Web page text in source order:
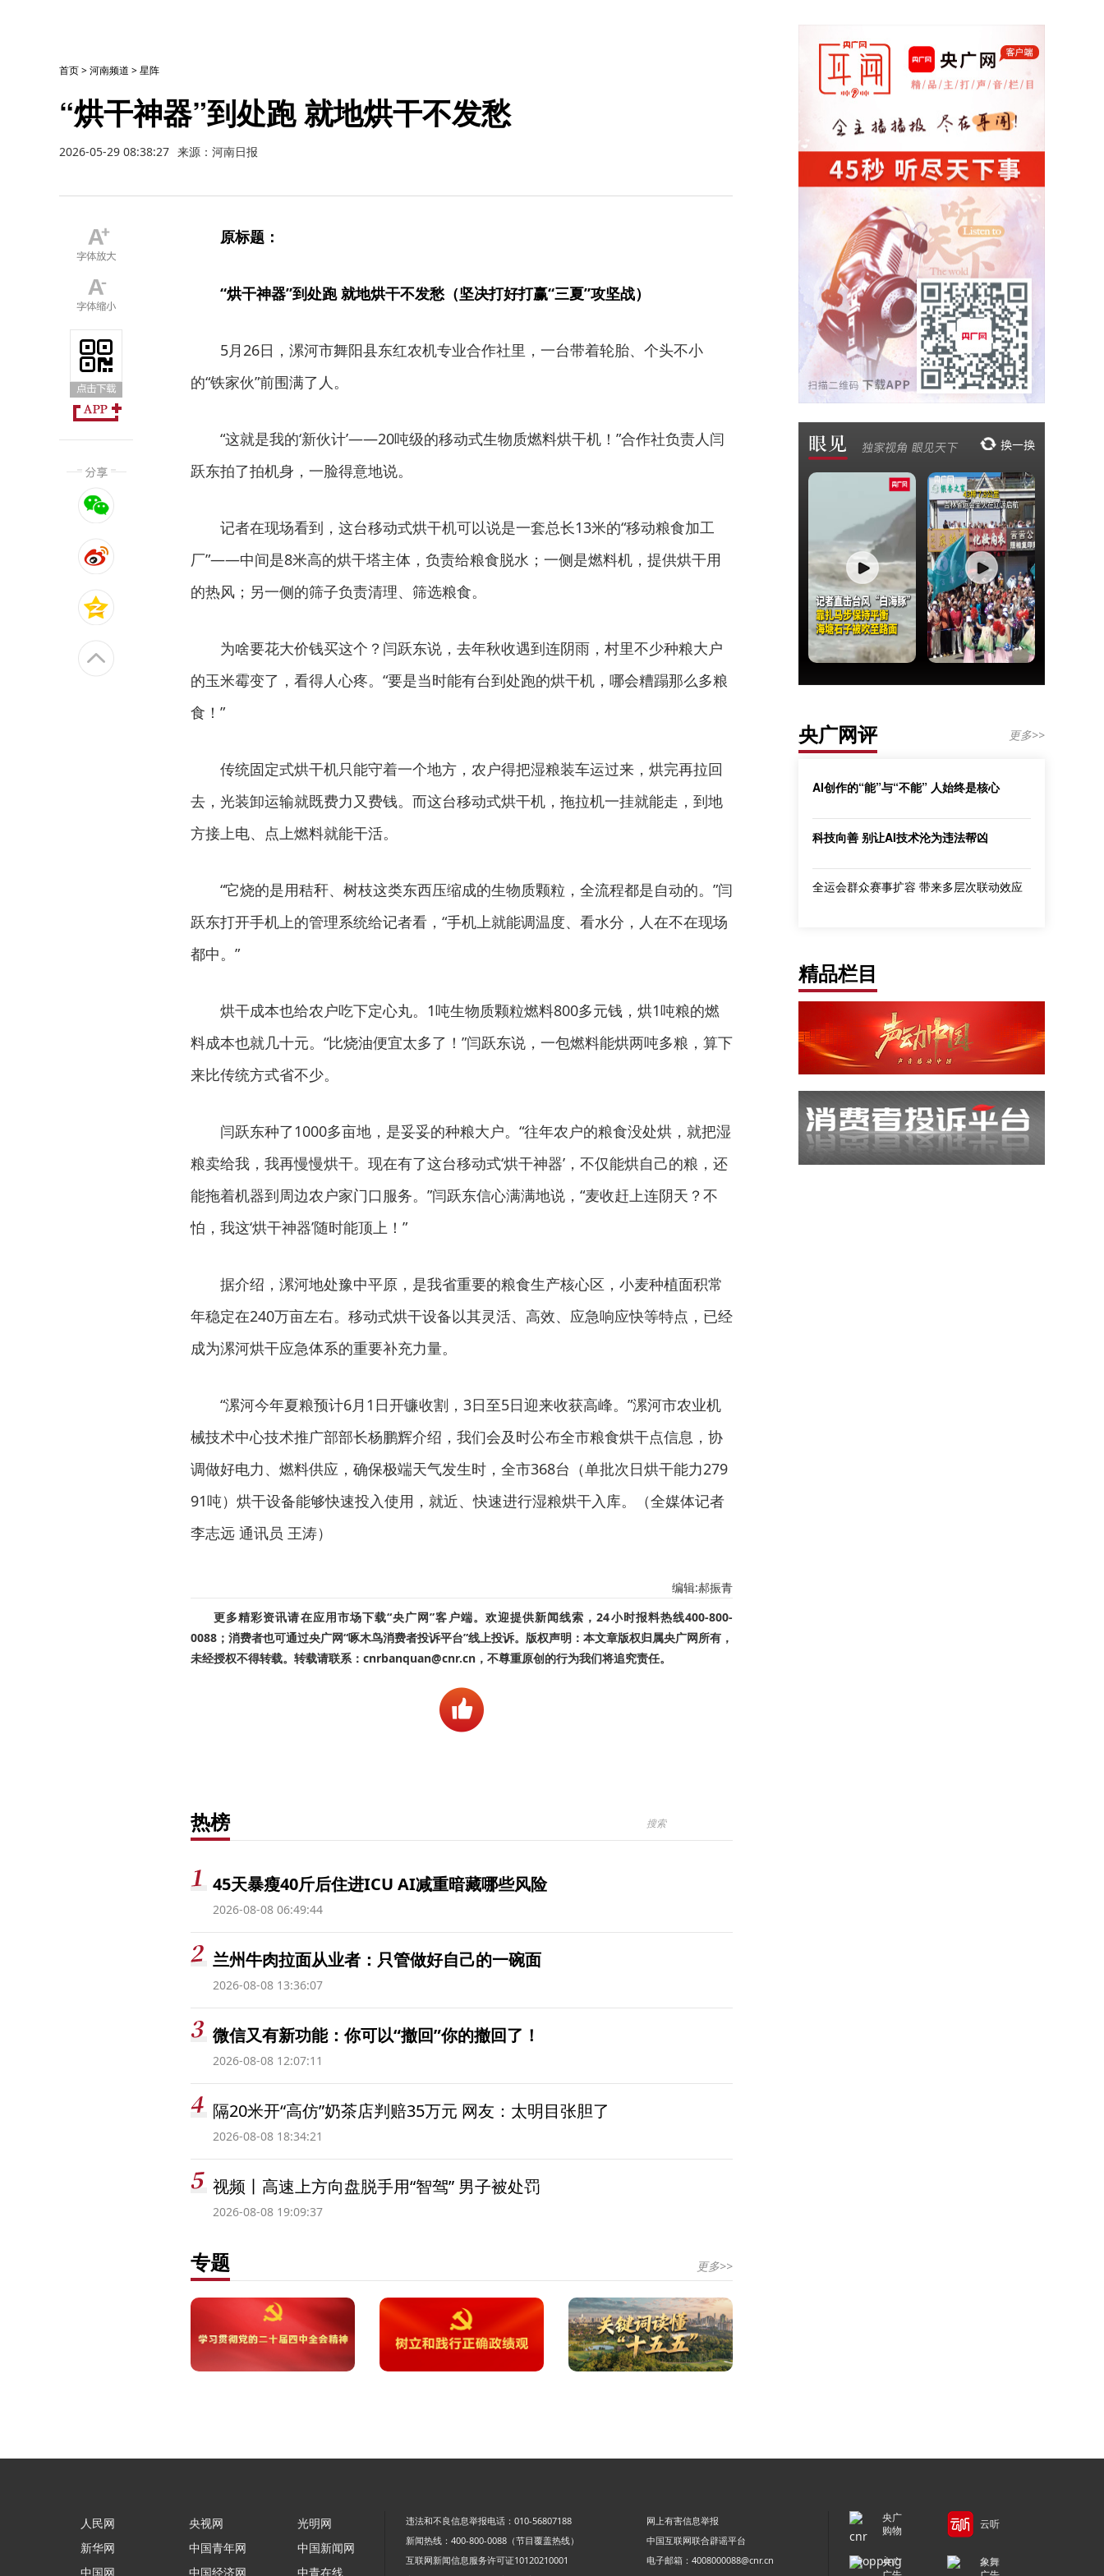
首页>河南频道 >星阵
“烘干神器”到处跑 就地烘干不发愁
2026-05-29 08:38:27 来源：河南日报
原标题：
“烘干神器”到处跑 就地烘干不发愁（坚决打好打赢“三夏”攻坚战）
5月26日，漯河市舞阳县东红农机专业合作社里，一台带着轮胎、个头不小
的“铁家伙”前围满了人。
“这就是我的‘新伙计’——20吨级的移动式生物质燃料烘干机！”合作社负责人闫
跃东拍了拍机身，一脸得意地说。
记者在现场看到，这台移动式烘干机可以说是一套总长13米的“移动粮食加工
厂”——中间是8米高的烘干塔主体，负责给粮食脱水；一侧是燃料机，提供烘干用
的热风；另一侧的筛子负责清理、筛选粮食。
为啥要花大价钱买这个？闫跃东说，去年秋收遇到连阴雨，村里不少种粮大户
的玉米霉变了，看得人心疼。“要是当时能有台到处跑的烘干机，哪会糟蹋那么多粮
食！”
传统固定式烘干机只能守着一个地方，农户得把湿粮装车运过来，烘完再拉回
去，光装卸运输就既费力又费钱。而这台移动式烘干机，拖拉机一挂就能走，到地
方接上电、点上燃料就能干活。
“它烧的是用秸秆、树枝这类东西压缩成的生物质颗粒，全流程都是自动的。”闫
跃东打开手机上的管理系统给记者看，“手机上就能调温度、看水分，人在不在现场
都中。”
烘干成本也给农户吃下定心丸。1吨生物质颗粒燃料800多元钱，烘1吨粮的燃
料成本也就几十元。“比烧油便宜太多了！”闫跃东说，一包燃料能烘两吨多粮，算下
来比传统方式省不少。
闫跃东种了1000多亩地，是妥妥的种粮大户。“往年农户的粮食没处烘，就把湿
粮卖给我，我再慢慢烘干。现在有了这台移动式‘烘干神器’，不仅能烘自己的粮，还
能拖着机器到周边农户家门口服务。”闫跃东信心满满地说，“麦收赶上连阴天？不
怕，我这‘烘干神器’随时能顶上！”
据介绍，漯河地处豫中平原，是我省重要的粮食生产核心区，小麦种植面积常
年稳定在240万亩左右。移动式烘干设备以其灵活、高效、应急响应快等特点，已经
成为漯河烘干应急体系的重要补充力量。
“漯河今年夏粮预计6月1日开镰收割，3日至5日迎来收获高峰。”漯河市农业机
械技术中心技术推广部部长杨鹏辉介绍，我们会及时公布全市粮食烘干点信息，协
调做好电力、燃料供应，确保极端天气发生时，全市368台（单批次日烘干能力279
91吨）烘干设备能够快速投入使用，就近、快速进行湿粮烘干入库。（全媒体记者
李志远 通讯员 王涛）
编辑:郝振青
更多精彩资讯请在应用市场下载“央广网”客户端。欢迎提供新闻线索，24小时报料热线400-800-
0088；消费者也可通过央广网“啄木鸟消费者投诉平台”线上投诉。版权声明：本文章版权归属央广网所有，
未经授权不得转载。转载请联系：cnrbanquan@cnr.cn，不尊重原创的行为我们将追究责任。
热榜
45天暴瘦40斤后住进ICU AI减重暗藏哪些风险
2026-08-08 06:49:44
兰州牛肉拉面从业者：只管做好自己的一碗面
2026-08-08 13:36:07
微信又有新功能：你可以“撤回”你的撤回了！
2026-08-08 12:07:11
隔20米开“高仿”奶茶店判赔35万元 网友：太明目张胆了
2026-08-08 18:34:21
视频丨高速上方向盘脱手用“智驾” 男子被处罚
2026-08-08 19:09:37
专题 更多>>
央广网评 更多>>
AI创作的“能”与“不能” 人始终是核心
科技向善 别让AI技术沦为违法帮凶
全运会群众赛事扩容 带来多层次联动效应
精品栏目
人民网
新华网
中国网
央视网
中国青年网
中国经济网
光明网
中国新闻网
中青在线
违法和不良信息举报电话：010-56807188
网上有害信息举报
新闻热线：400-800-0088（节目覆盖热线）
中国互联网联合辟谣平台
互联网新闻信息服务许可证10120210001
电子邮箱：4008000088@cnr.cn
央广
购物
云听
央广
象舞